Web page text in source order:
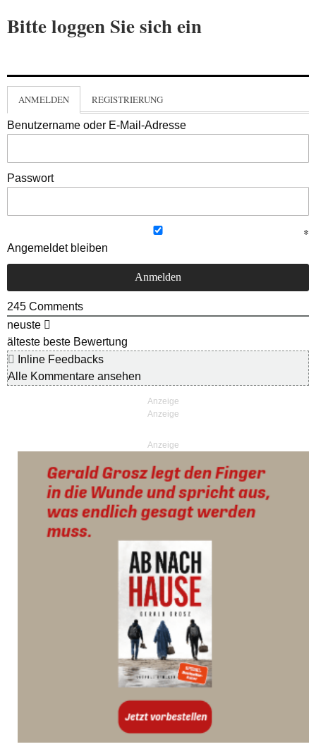
Bitte loggen Sie sich ein
ANMELDEN REGISTRIERUNG
Benutzername oder E-Mail-Adresse
Passwort
Angemeldet bleiben
245 Comments
neuste
älteste beste Bewertung
Inline Feedbacks
Alle Kommentare ansehen
Anzeige